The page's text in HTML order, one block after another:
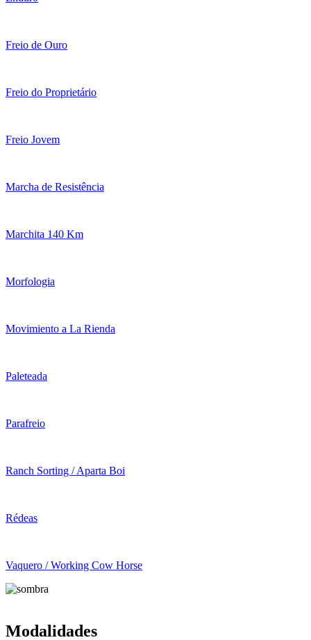
Freio de Ouro
Freio do Proprietário
Freio Jovem
Marcha de Resistência
Marchita 140 Km
Morfologia
Movimiento a La Rienda
Paleteada
Parafreio
Ranch Sorting / Aparta Boi
Rédeas
Vaquero / Working Cow Horse
Modalidades